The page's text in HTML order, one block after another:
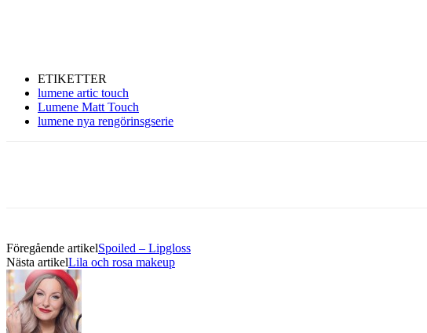
ETIKETTER
lumene artic touch
Lumene Matt Touch
lumene nya rengörinsgserie
Föregående artikelSpoiled – Lipgloss
Nästa artikelLila och rosa makeup